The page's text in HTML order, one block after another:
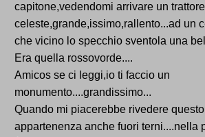
capitone,vedendomi arrivare un trattore
celeste,grande,issimo,rallento...ad un
che vicino lo specchio sventola una
Era quella rossovorde....
Amicos se ci leggi,io ti faccio un
monumento....grandissimo...
Quando mi piacerebbe rivedere
appartenenza anche fuori terni....nella